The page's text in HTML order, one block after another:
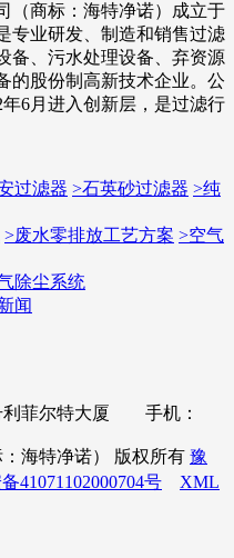
（商标：海特净诺）成立于
专业研发、制造和销售过滤
备、污水处理设备、弃资源
的股份制高新技术企业。公
6月进入创新层，是过滤行
过滤器 >石英砂过滤器 >纯
>废水零排放工艺方案 >空气
除尘系统
闻
利菲尔特大厦 手机：
海特净诺） 版权所有 豫
41071102000704号
XML